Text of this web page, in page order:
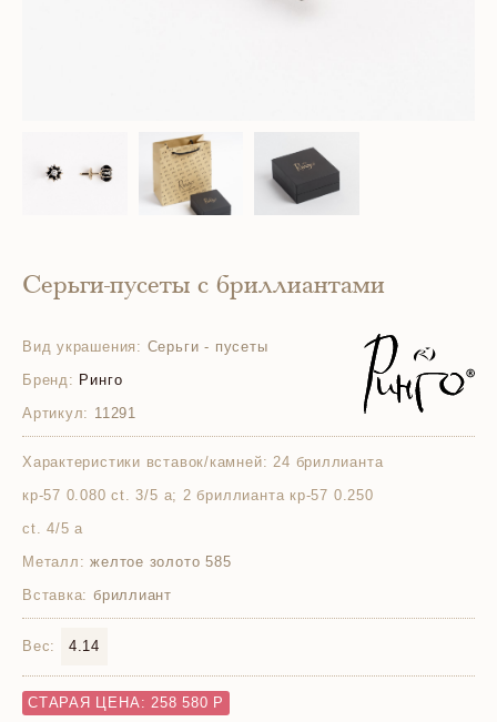
Серьги-пусеты с бриллиантами
Вид украшения: Серьги - пусеты
Бренд: Ринго
Артикул: 11291
Характеристики вставок/камней: 24 бриллианта
кр-57 0.080 ct. 3/5 а; 2 бриллианта кр-57 0.250
ct. 4/5 а
Металл: желтое золото 585
Вставка: бриллиант
Вес: 4.14
СТАРАЯ ЦЕНА: 258 580 Р